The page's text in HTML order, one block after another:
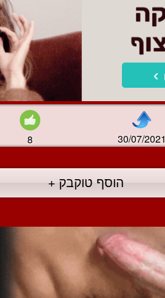
8 30/07/2021
הוסף טוקבק +